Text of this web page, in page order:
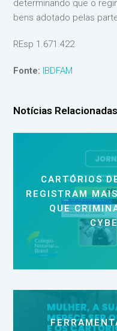
determinando que o
bens adotado pelas
REsp 1.671.422
Fonte: IBDFAM
Notícias Relacionadas
CARTÓRIOS
REGISTRAM
QUE